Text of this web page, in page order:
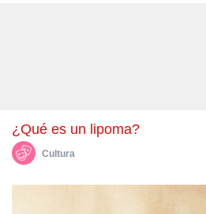
¿Qué es un lipoma?
Cultura